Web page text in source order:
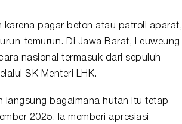
karena pagar beton atau patroli aparat,
temurun. Di Jawa Barat, Leuweung
nasional termasuk dari sepuluh
SK Menteri LHK.
langsung bagaimana hutan itu tetap
2025. Ia memberi apresiasi